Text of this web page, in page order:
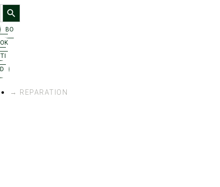
Search
for:
Search Button
BO
OK
TI
D
→ REPARATION